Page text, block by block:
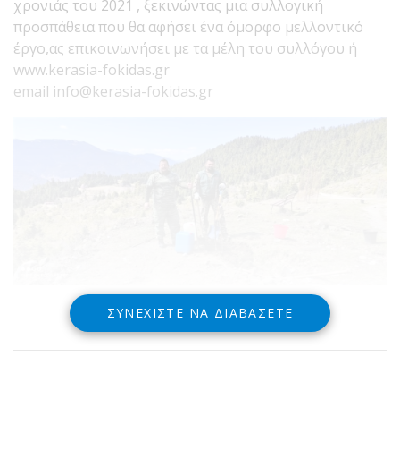
χρονιάς του 2021 , ξεκινώντας μια συλλογική
προσπάθεια που θα αφήσει ένα όμορφο μελλοντικό
έργο,ας επικοινωνήσει με τα μέλη του συλλόγου ή
www.kerasia-fokidas.gr
email info@kerasia-fokidas.gr
ΣΥΝΕΧΊΣΤΕ ΝΑ ΔΙΑΒΆΣΕΤΕ